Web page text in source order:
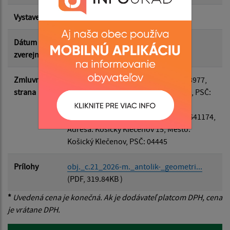
Suma do:
Vystavená 11.06.2026
Dátum
zverejnenia
12.06.2026
Zmluvná
strana
Odberateľ: Obec Bidovce, IČO: 00323977,
Adresa: Bidovce 210, Mesto: Bidovce, PSČ:
04445
Dodávateľ
: Miroslav Antolík, IČO: 37641174,
Adresa: Košický Klečenov 15, Mesto:
Košický Klečenov, PSČ: 04445
Prílohy
obj._c.21_2026-m._antolik-_geometri...
(PDF, 319.84KB )
* Uvedená cena je konečná. Ak je dodávateľ platcom DPH, cena
je vrátane DPH.